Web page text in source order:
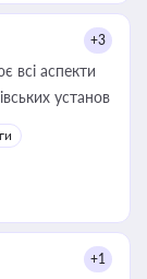
+3
всі аспекти
установ
+1